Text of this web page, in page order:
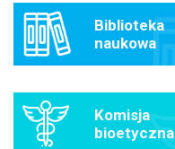
Biblioteka
naukowa
Komisja
bioetyczna